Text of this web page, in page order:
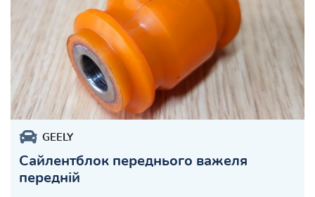
GEELY
Сайлентблок переднього важеля
передній